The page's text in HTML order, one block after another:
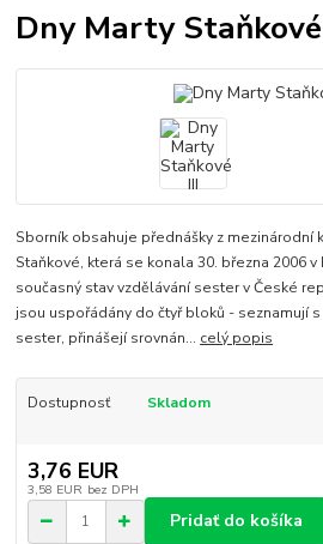
Dny Marty
Sborník obsahuje přednášky z mezinárodní
Staňkové, která se konala 30. března 2006
současný stav vzdělávání sester v České
jsou uspořádány do čtyř bloků - seznamují
sester, přinášejí srovnán... celý popis
Dostupnosť Skladom
3,76 EUR
3,58 EUR bez DPH
Pridať do košíka